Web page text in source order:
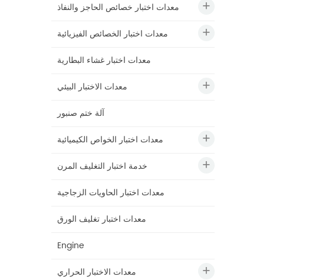
معدات اختبار خصائص الحاجز والنفاذ
معدات اختبار الخصائص الفيزيائية
معدات اختبار غشاء البطارية
معدات الاختبار البيئي
آلة ختم صنبور
معدات اختبار الخواص الكيميائية
خدمة اختبار التغليف المرن
معدات اختبار الحاويات الزجاجية
معدات اختبار تغليف الورق
Engine
معدات الاختبار الحراري